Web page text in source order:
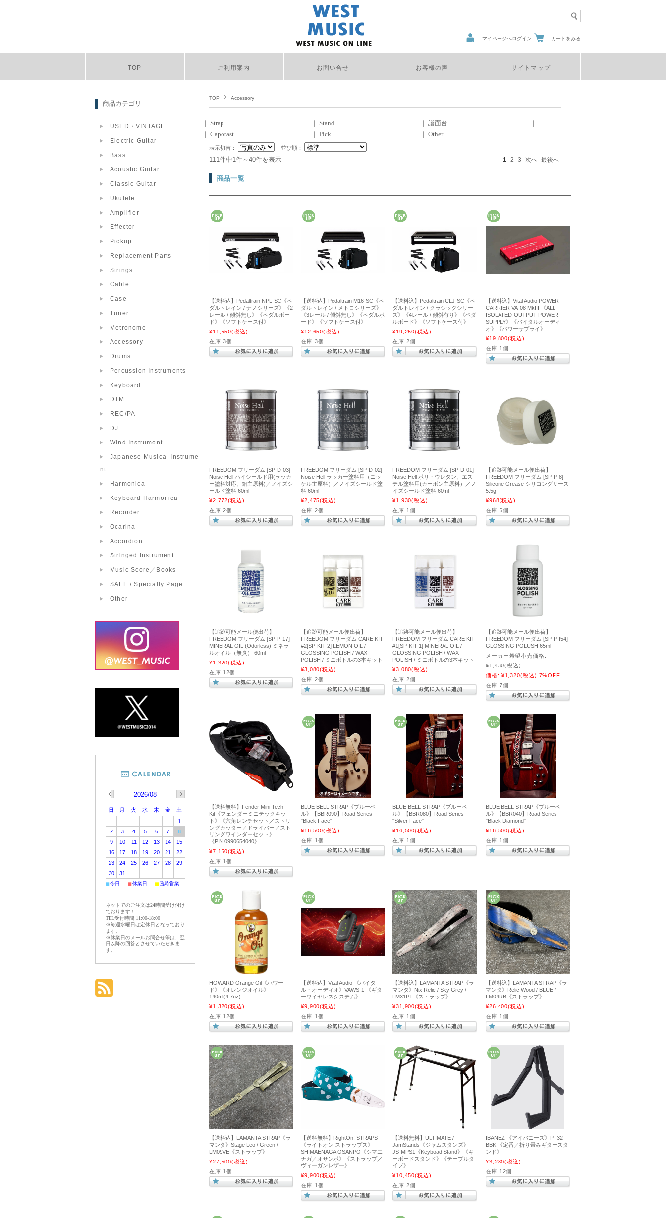
マイページへログイン カートをみる
TOP ご利用案内 お問い合せ お客様の声 サイトマップ
TOP Accessory
｜ Strap ｜ Stand ｜ 譜面台
｜
｜ Capotast ｜ Pick ｜ Other
表示切替： 並び順：
111件中1件～40件を表示 1 2 3 次へ 最後へ
商品一覧
【送料込】Pedaltrain NPL-SC《ペ
ダルトレイン / ナノシリーズ》《2
レール / 傾斜無し》《ペダルボー
ド》《ソフトケース付》
¥11,550(税込)
在庫 3個
【送料込】Pedaltrain M16-SC《ペ
ダルトレイン / メトロシリーズ》
《3レール / 傾斜無し》《ペダルボ
ード》《ソフトケース付》
¥12,650(税込)
在庫 3個
【送料込】Pedaltrain CLJ-SC《ペ
ダルトレイン / クラシックシリー
ズ》《4レール / 傾斜有り》《ペダ
ルボード》《ソフトケース付》
¥19,250(税込)
在庫 2個
【送料込】Vital Audio POWER
CARRIER VA-08 MkIII 《ALL-
ISOLATED-OUTPUT POWER
SUPPLY》《バイタルオーディ
オ》《パワーサプライ》
¥19,800(税込)
在庫 1個
FREEDOM フリーダム [SP-D-03]
Noise Hell ハイシールド用(ラッカ
ー塗料対応、銅主原料)／ノイズシ
ールド塗料 60ml
¥2,772(税込)
在庫 2個
FREEDOM フリーダム [SP-D-02]
Noise Hell ラッカー塗料用（ニッ
ケル主原料）／ノイズシールド塗
料 60ml
¥2,475(税込)
在庫 2個
FREEDOM フリーダム [SP-D-01]
Noise Hell ポリ・ウレタン、エス
テル塗料用(カーボン主原料）／ノ
イズシールド塗料 60ml
¥1,930(税込)
在庫 1個
【追跡可能メール便出荷】
FREEDOM フリーダム [SP-P-8]
Silicone Grease シリコングリース
5.5g
¥968(税込)
在庫 6個
【追跡可能メール便出荷】
FREEDOM フリーダム [SP-P-17]
MINERAL OIL (Odorless) ミネラ
ルオイル（無臭） 60ml
¥1,320(税込)
在庫 12個
【追跡可能メール便出荷】
FREEDOM フリーダム CARE KIT
#2[SP-KIT-2] LEMON OIL /
GLOSSING POLISH / WAX
POLISH / ミニボトルの3本キット
¥3,080(税込)
在庫 2個
【追跡可能メール便出荷】
FREEDOM フリーダム CARE KIT
#1[SP-KIT-1] MINERAL OIL /
GLOSSING POLISH / WAX
POLISH / ミニボトルの3本キット
¥3,080(税込)
在庫 2個
【追跡可能メール便出荷】
FREEDOM フリーダム [SP-P-f54]
GLOSSING POLUSH 65ml
メーカー希望小売価格:
¥1,430(税込)
価格: ¥1,320(税込) 7%OFF
在庫 7個
【送料無料】Fender Mini Tech
Kit《フェンダーミニテックキッ
ト》《六角レンチセット／ストリ
ングカッター／ドライバー／スト
リングワインダーセット》
《P.N.0990654040》
¥7,150(税込)
在庫 1個
BLUE BELL STRAP《ブルーベ
ル》【BBR090】Road Series
"Black Face"
¥16,500(税込)
在庫 1個
BLUE BELL STRAP《ブルーベ
ル》【BBR080】Road Series
"Silver Face"
¥16,500(税込)
在庫 1個
BLUE BELL STRAP《ブルーベ
ル》【BBR040】Road Series
"Black Diamond"
¥16,500(税込)
在庫 1個
HOWARD Orange Oil《ハワー
ド》《オレンジオイル》
140ml(4.7oz)
¥1,320(税込)
在庫 12個
【送料込】Vital Audio 《バイタ
ル・オーディオ》VAWS-1 《ギタ
ーワイヤレスシステム》
¥9,900(税込)
在庫 1個
【送料込】LAMANTA STRAP《ラ
マンタ》Nix Relic / Sky Grey /
LM31PT《ストラップ》
¥31,900(税込)
在庫 1個
【送料込】LAMANTA STRAP《ラ
マンタ》Relic Wood / BLUE /
LM04RB《ストラップ》
¥26,400(税込)
在庫 1個
【送料込】LAMANTA STRAP《ラ
マンタ》Stage Leo / Green /
LM09VE《ストラップ》
¥27,500(税込)
在庫 1個
【送料無料】RightOn! STRAPS
《ライトオン ストラップス》
SHIMAENAGA OSANPO《シマエ
ナガ／オサンポ》《ストラップ／
ヴィーガンレザー》
¥9,900(税込)
在庫 1個
【送料無料】ULTIMATE /
JamStands《ジャムスタンズ》
JS-MPS1《Keyboad Stand》《キ
ーボードスタンド》《テーブルタ
イプ》
¥10,450(税込)
在庫 2個
IBANEZ 《アイバニーズ》PT32-
BBK 《定番／折り畳みギタースタ
ンド》
¥3,280(税込)
在庫 12個
商品カテゴリ
USED・VINTAGE
Electric Guitar
Bass
Acoustic Guitar
Classic Guitar
Ukulele
Amplifier
Effector
Pickup
Replacement Parts
Strings
Cable
Case
Tuner
Metronome
Accessory
Drums
Percussion Instruments
Keyboard
DTM
REC/PA
DJ
Wind Instrument
Japanese Musical Instrume
nt
Harmonica
Keyboard Harmonica
Recorder
Ocarina
Accordion
Stringed Instrument
Music Score／Books
SALE / Specially Page
Other
2026/08
日 月 火 水 木 金
土
1
2
3 4 5 6 7
8
9
10 11 12 13 14
15
16
17 18 19 20 21
22
23
24 25 26 27 28
29
30
31
■今日 ■休業日 ■臨時営業
ネットでのご注文は24時間受け付け
ております！
TEL受付時間 11:00-18:00
※毎週水曜日は定休日となっており
ます。
※休業日のメールお問合せ等は、翌
日以降の回答とさせていただきま
す。